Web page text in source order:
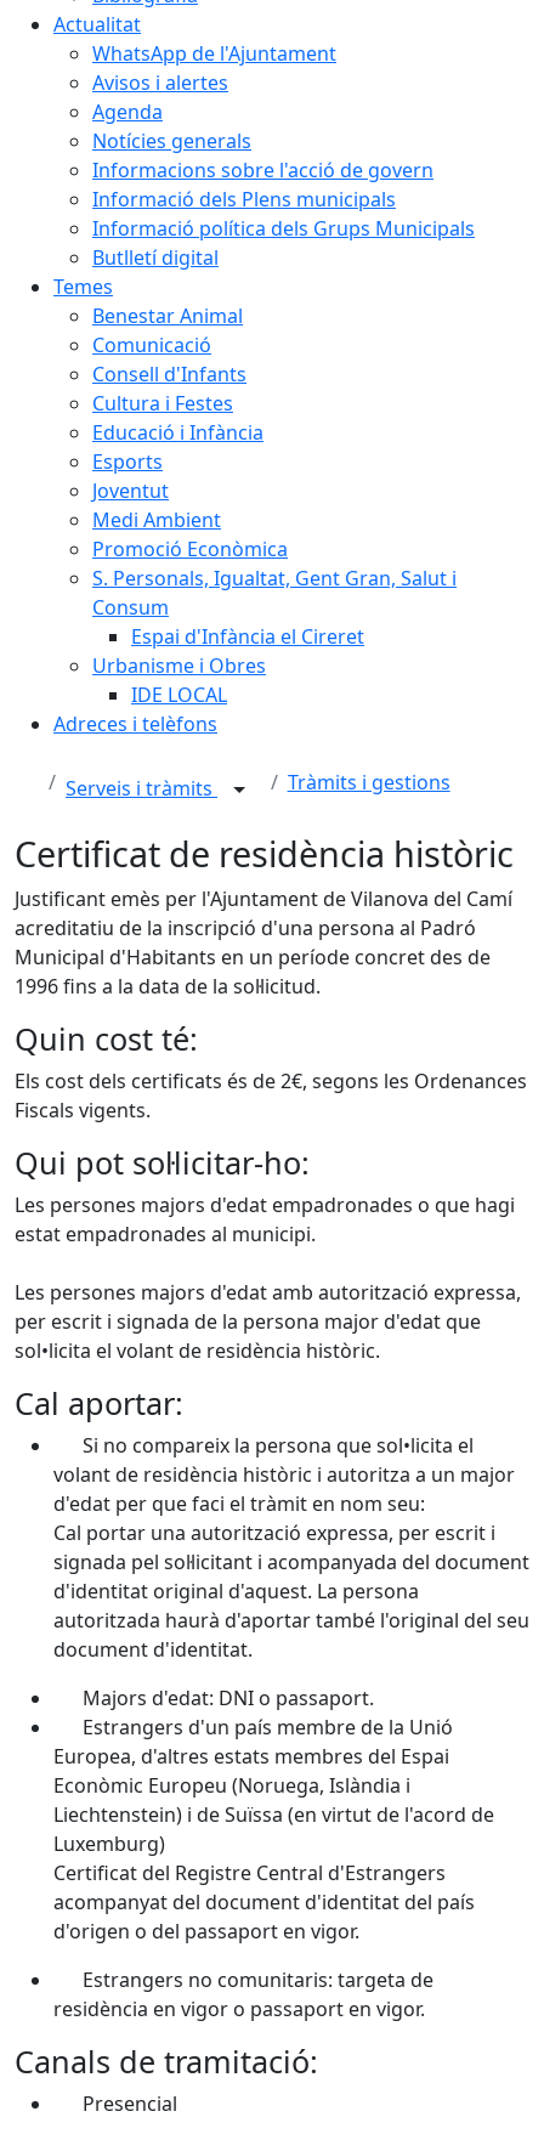
Actualitat
WhatsApp de l'Ajuntament
Avisos i alertes
Agenda
Notícies generals
Informacions sobre l'acció de govern
Informació dels Plens municipals
Informació política dels Grups Municipals
Butlletí digital
Temes
Benestar Animal
Comunicació
Consell d'Infants
Cultura i Festes
Educació i Infància
Esports
Joventut
Medi Ambient
Promoció Econòmica
S. Personals, Igualtat, Gent Gran, Salut i
Consum
Espai d'Infància el Cireret
Urbanisme i Obres
IDE LOCAL
Adreces i telèfons
Serveis i tràmits Tràmits i gestions
Certificat de residència històric
Justificant emès per l'Ajuntament de Vilanova del Camí
acreditatiu de la inscripció d'una persona al Padró
Municipal d'Habitants en un període concret des de
1996 fins a la data de la sol·licitud.
Quin cost té:
Els cost dels certificats és de 2€, segons les Ordenances
Fiscals vigents.
Qui pot sol·licitar-ho:
Les persones majors d'edat empadronades o que hagi
estat empadronades al municipi.
Les persones majors d'edat amb autorització expressa,
per escrit i signada de la persona major d'edat que
sol•licita el volant de residència històric.
Cal aportar:
Si no compareix la persona que sol•licita el
volant de residència històric i autoritza a un major
d'edat per que faci el tràmit en nom seu:
Cal portar una autorització expressa, per escrit i
signada pel sol·licitant i acompanyada del document
d'identitat original d'aquest. La persona
autoritzada haurà d'aportar també l'original del seu
document d'identitat.
Majors d'edat: DNI o passaport.
Estrangers d'un país membre de la Unió
Europea, d'altres estats membres del Espai
Econòmic Europeu (Noruega, Islàndia i
Liechtenstein) i de Suïssa (en virtut de l'acord de
Luxemburg)
Certificat del Registre Central d'Estrangers
acompanyat del document d'identitat del país
d'origen o del passaport en vigor.
Estrangers no comunitaris: targeta de
residència en vigor o passaport en vigor.
Canals de tramitació:
Presencial